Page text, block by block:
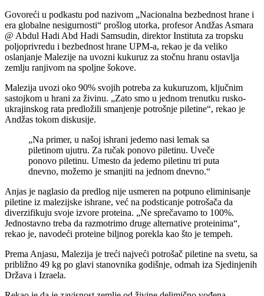
Govoreći u podkastu pod nazivom „Nacionalna bezbednost hrane i
era globalne nesigurnosti“ prošlog utorka, profesor Andžas Asmara
@ Abdul Hadi Abd Hadi Samsudin, direktor Instituta za tropsku
poljoprivredu i bezbednost hrane UPM-a, rekao je da veliko
oslanjanje Malezije na uvozni kukuruz za stočnu hranu ostavlja
zemlju ranjivom na spoljne šokove.
Malezija uvozi oko 90% svojih potreba za kukuruzom, ključnim
sastojkom u hrani za živinu. „Zato smo u jednom trenutku rusko-
ukrajinskog rata predložili smanjenje potrošnje piletine“, rekao je
Andžas tokom diskusije.
„Na primer, u našoj ishrani jedemo nasi lemak sa
piletinom ujutru. Za ručak ponovo piletinu. Uveče
ponovo piletinu. Umesto da jedemo piletinu tri puta
dnevno, možemo je smanjiti na jednom dnevno.“
Anjas je naglasio da predlog nije usmeren na potpuno eliminisanje
piletine iz malezijske ishrane, već na podsticanje potrošača da
diverzifikuju svoje izvore proteina. „Ne sprečavamo to 100%.
Jednostavno treba da razmotrimo druge alternative proteinima“,
rekao je, navodeći proteine biljnog porekla kao što je tempeh.
Prema Anjasu, Malezija je treći najveći potrošač piletine na svetu, sa
približno 49 kg po glavi stanovnika godišnje, odmah iza Sjedinjenih
Država i Izraela.